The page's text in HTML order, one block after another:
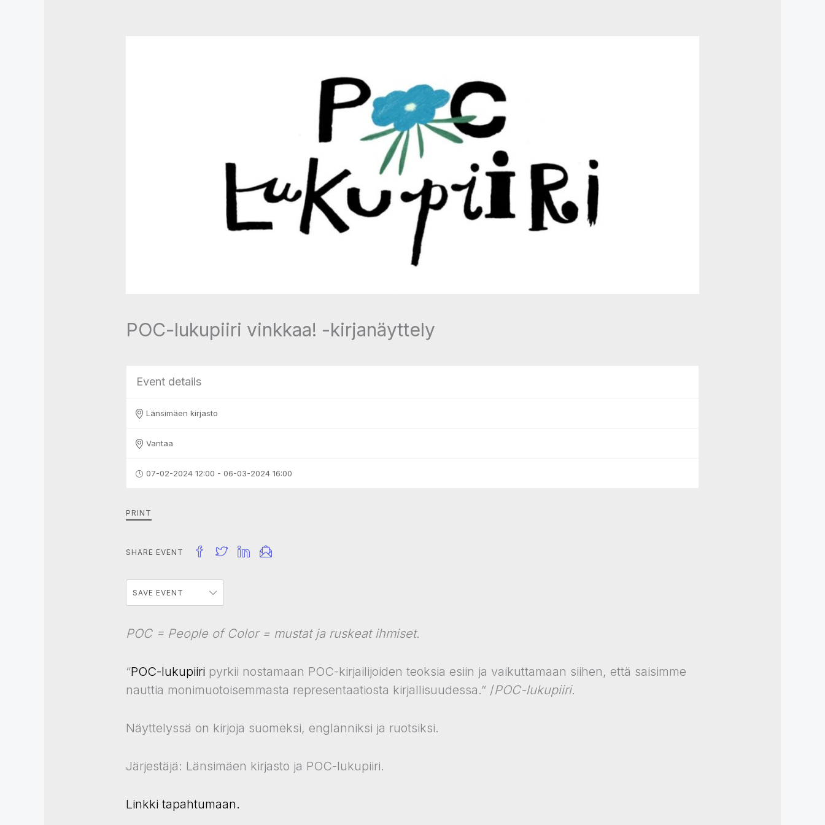
POC-lukupiiri vinkkaa! -kirjanäyttely
Event details
Länsimäen kirjasto
Vantaa
07-02-2024 12:00 - 06-03-2024 16:00
PRINT
SHARE EVENT
SAVE EVENT
POC = People of Color = mustat ja ruskeat ihmiset.
“POC-lukupiiri pyrkii nostamaan POC-kirjailijoiden teoksia esiin ja vaikuttamaan siihen, että saisimme
nauttia monimuotoisemmasta representaatiosta kirjallisuudessa.” /POC-lukupiiri.
Näyttelyssä on kirjoja suomeksi, englanniksi ja ruotsiksi.
Järjestäjä: Länsimäen kirjasto ja POC-lukupiiri.
Linkki tapahtumaan.